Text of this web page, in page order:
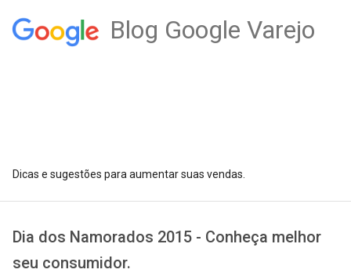
Blog Google Varejo
Dicas e sugestões para aumentar suas vendas.
Dia dos Namorados 2015 - Conheça melhor
seu consumidor.